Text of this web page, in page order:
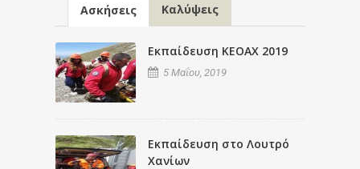
Ασκήσεις Καλύψεις
Εκπαίδευση ΚΕΟΑΧ 2019
5 Μαΐου, 2019
Εκπαίδευση στο Λουτρό
Χανίων